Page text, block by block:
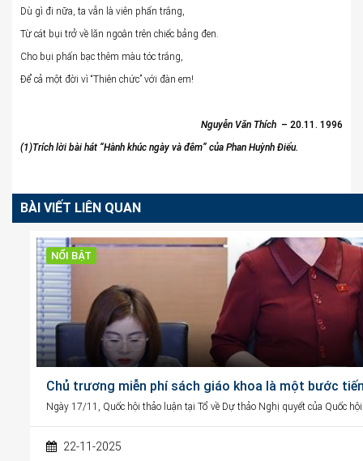
Dù gì đi nữa, ta vẫn là viên phấn trắng,
Từ cát bụi trở về lăn ngoằn trên chiếc bảng đen.
Cho bụi phấn bạc thêm màu tóc trắng,
Để cả một đời vì “Thiên chức” với đàn em!
Nguyễn Văn Thích – 20.11. 1996
(1)Trích lời bài hát “Hành khúc ngày và đêm” của Phan Huỳnh Điểu.
BÀI VIẾT LIÊN QUAN
NỔI BẬT
Chủ trương miễn phí sách giáo khoa là một bước
Ngày 17/11, Quốc hội thảo luận tại Tổ về Dự thảo Nghị quyết của Quốc
22-11-2025